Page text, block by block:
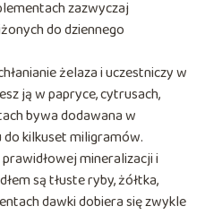
zazwyczaj
do dziennego
żelaza i uczestniczy w
ją w papryce, cytrusach,
bywa dodawana w
do kilkuset miligramów.
mineralizacji i
są tłuste ryby, żółtka,
dawki dobiera się zwykle